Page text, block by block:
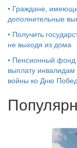
• Граждане,
дополнительные
• Получить
не выходя из дома
• Пенсионный фонд
выплату инвалидам
войны ко Дню